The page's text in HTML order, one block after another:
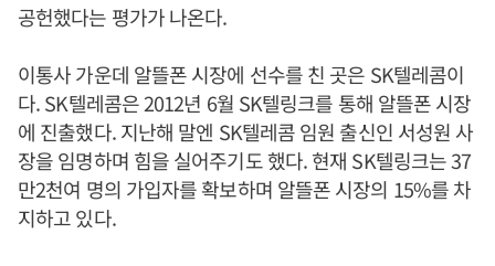
공헌했다는 평가가 나온다.
이통사 가운데 알뜰폰 시장에 선수를 친 곳은 SK텔레콤이
다. SK텔레콤은 2012년 6월 SK텔링크를 통해 알뜰폰 시장
에 진출했다. 지난해 말엔 SK텔레콤 임원 출신인 서성원 사
장을 임명하며 힘을 실어주기도 했다. 현재 SK텔링크는 37
만2천여 명의 가입자를 확보하며 알뜰폰 시장의 15%를 차
지하고 있다.